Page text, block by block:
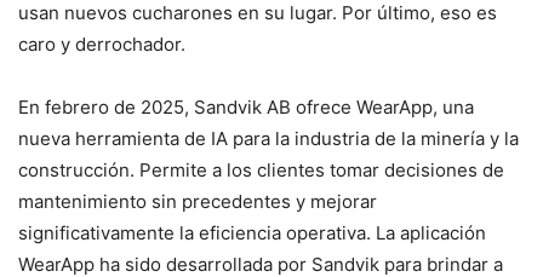
usan nuevos cucharones en su lugar. Por último, eso es
caro y derrochador.
En febrero de 2025, Sandvik AB ofrece WearApp, una
nueva herramienta de IA para la industria de la minería y la
construcción. Permite a los clientes tomar decisiones de
mantenimiento sin precedentes y mejorar
significativamente la eficiencia operativa. La aplicación
WearApp ha sido desarrollada por Sandvik para brindar a